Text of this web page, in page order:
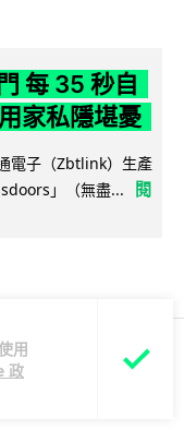
用
政
每 35 秒自
家私隱堪憂
電子（Zbtlink）生產
」（無盡...
閱